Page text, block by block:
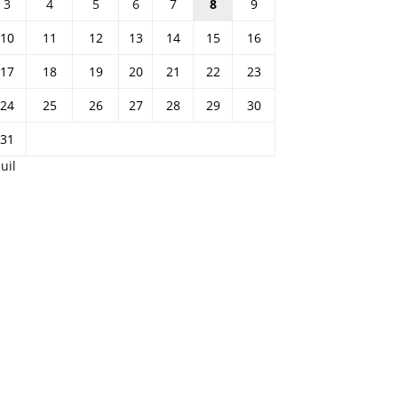
3 4 5 6 7 8
9
10
11 12 13 14 15
16
17
18 19 20 21 22
23
24
25 26 27 28 29
30
31